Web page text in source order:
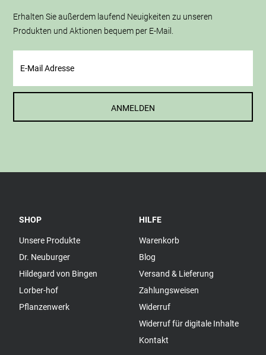
Erhalten Sie außerdem laufend Neuigkeiten zu unseren
Produkten und Aktionen bequem per E-Mail.
ANMELDEN
SHOP
Unsere Produkte
Dr. Neuburger
Hildegard von Bingen
Lorber-hof
Pflanzenwerk
HILFE
Warenkorb
Blog
Versand & Lieferung
Zahlungsweisen
Widerruf
Widerruf für digitale Inhalte
Kontakt